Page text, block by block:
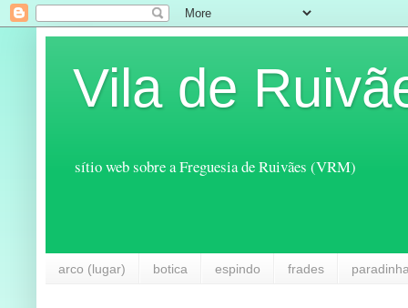
Vila de
sítio web sobre a Freguesia de Ruivães (VRM)
arco (lugar) botica espindo frades